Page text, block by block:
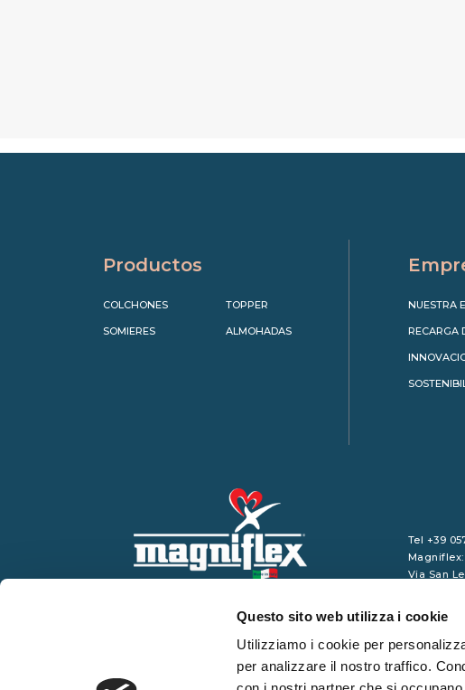
Questo sito web utilizza i cookie
Utilizziamo i cookie per
per analizzare il nostro traffico.
Productos
COLCHONES
SOMIERES
TOPPER
ALMOHADAS
NUESTRA
RECARGA
Tel +39
Via San